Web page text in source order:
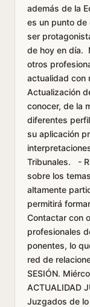
además de la
es un punto de
ser
de hoy en día.
otros
actualidad con
Actualización
conocer, de la
diferentes
su aplicación
Tribunales. -
sobre los
altamente
permitirá
Contactar con
profesionales
ponentes, lo
red de
SESIÓN.
ACTUALIDAD
Juzgados de